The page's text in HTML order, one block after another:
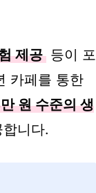
제공 등이 포
카페를 통한
원 수준의 생
니다.